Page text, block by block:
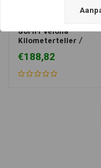
80MM Velona
Kilometerteller /
€188,82